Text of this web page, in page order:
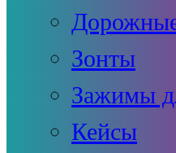
Зонты
Зажимы
Кейсы